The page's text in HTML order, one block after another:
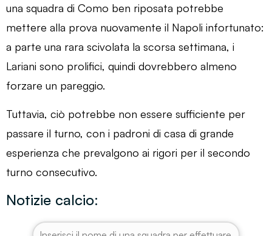
una squadra di Como ben riposata potrebbe
mettere alla prova nuovamente il Napoli infortunato:
a parte una rara scivolata la scorsa settimana, i
Lariani sono prolifici, quindi dovrebbero almeno
forzare un pareggio.
Tuttavia, ciò potrebbe non essere sufficiente per
passare il turno, con i padroni di casa di grande
esperienza che prevalgono ai rigori per il secondo
turno consecutivo.
Notizie calcio: